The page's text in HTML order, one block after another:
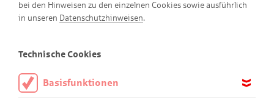
Alles nur geträumt
bei den Hinweisen zu den einzelnen Cookies sowie ausführlich
in unseren Datenschutzhinweisen.
Technische Cookies
Basisfunktionen